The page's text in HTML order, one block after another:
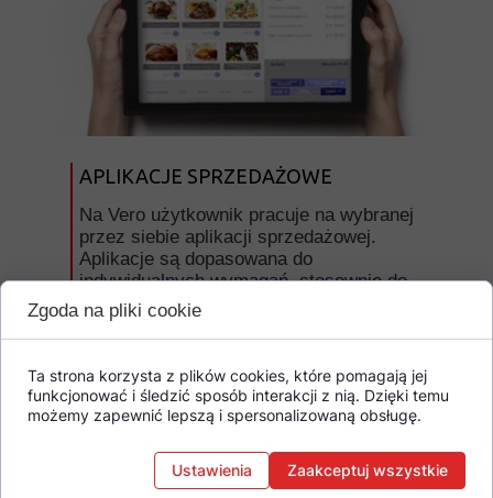
Na Vero użytkownik pracuje na wybranej
przez siebie aplikacji sprzedażowej.
Aplikacje są dopasowana do
indywidualnych wymagań, stosownie do
tego w jakiej branży działa użytkownik.
APLIKACJE SPRZEDAŻOWE
Zgoda na pliki cookie
Ta strona korzysta z plików cookies, które pomagają jej
funkcjonować i śledzić sposób interakcji z nią. Dzięki temu
możemy zapewnić lepszą i spersonalizowaną obsługę.
Ustawienia Zaakceptuj wszystkie